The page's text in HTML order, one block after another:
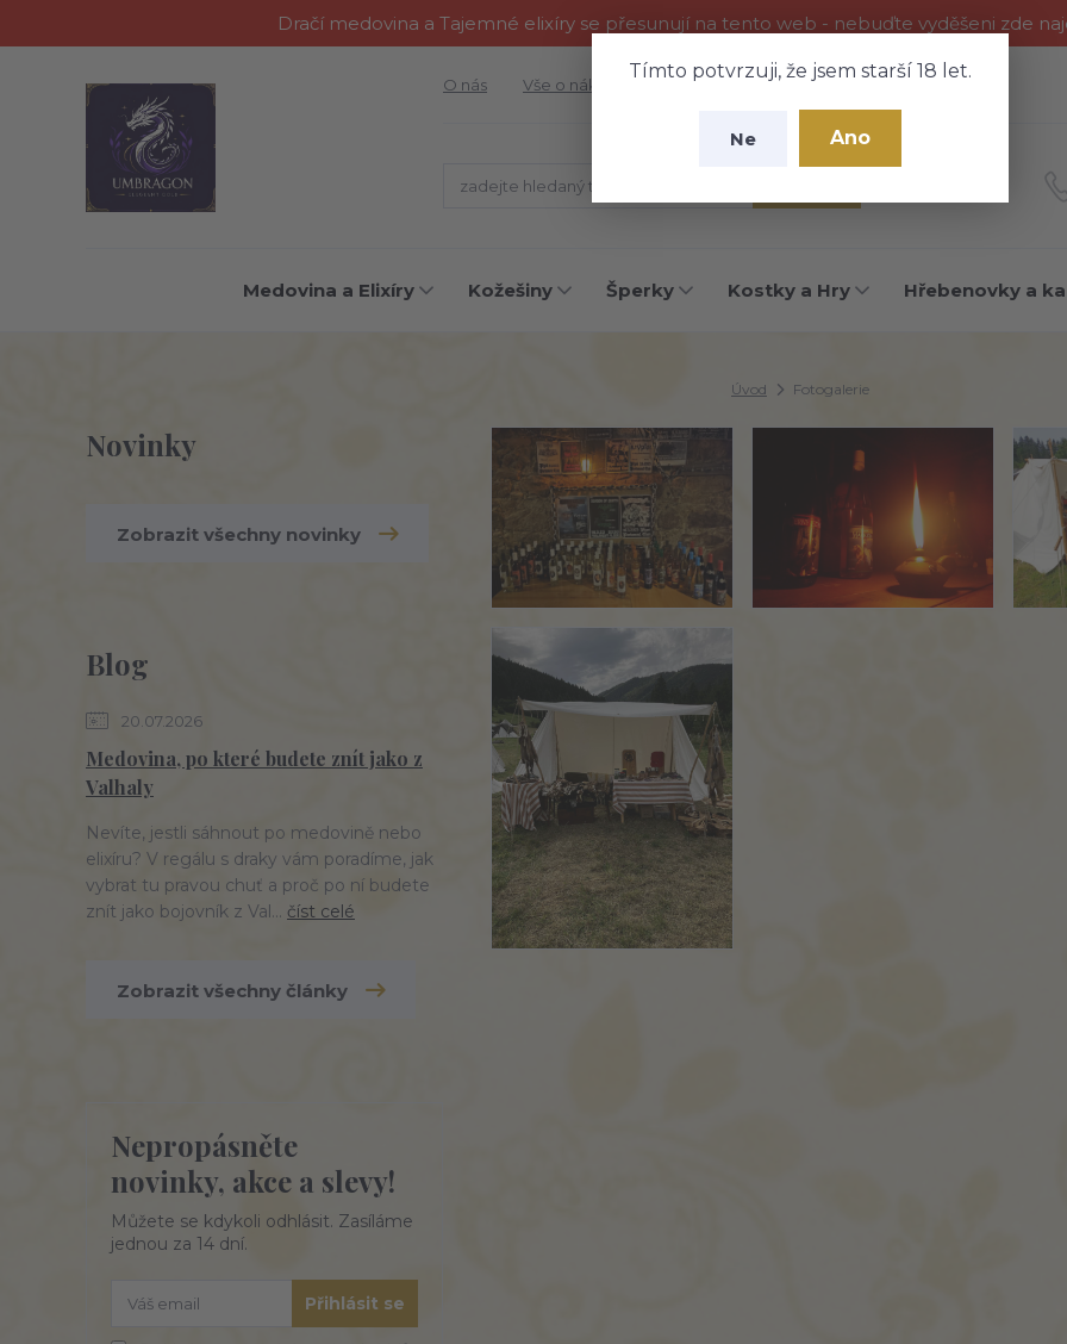
Dračí medovina a Tajemné elixíry se přesunují na tento web - nebuďte vyděšeni zde
Tímto potvrzuji, že jsem starší 18 let.
Ne Ano
O nás Vše o nákupu Fotogalerie Kontakty
Medovina a Elixíry Kožešiny Šperky Kostky a Hry Hřebenovky a
Úvod Fotogalerie
Novinky
Zobrazit všechny novinky
Blog
20.07.2026
Medovina, po které budete znít jako z
Valhaly
Nevíte, jestli sáhnout po medovině nebo
elixíru? V regálu s draky vám poradíme, jak
vybrat tu pravou chuť a proč po ní budete
znít jako bojovník z Val... číst celé
Zobrazit všechny články
Nepropásněte
novinky, akce a slevy!
Můžete se kdykoli odhlásit. Zasíláme
jednou za 14 dní.
Přihlásit se